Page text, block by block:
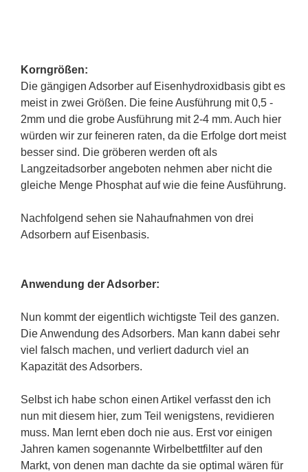
Korngrößen:
Die gängigen Adsorber auf Eisenhydroxidbasis gibt es
meist in zwei Größen. Die feine Ausführung mit 0,5 -
2mm und die grobe Ausführung mit 2-4 mm. Auch hier
würden wir zur feineren raten, da die Erfolge dort meist
besser sind. Die gröberen werden oft als
Langzeitadsorber angeboten nehmen aber nicht die
gleiche Menge Phosphat auf wie die feine Ausführung.
Nachfolgend sehen sie Nahaufnahmen von drei
Adsorbern auf Eisenbasis.
Anwendung der Adsorber:
Nun kommt der eigentlich wichtigste Teil des ganzen.
Die Anwendung des Adsorbers. Man kann dabei sehr
viel falsch machen, und verliert dadurch viel an
Kapazität des Adsorbers.
Selbst ich habe schon einen Artikel verfasst den ich
nun mit diesem hier, zum Teil wenigstens, revidieren
muss. Man lernt eben doch nie aus. Erst vor einigen
Jahren kamen sogenannte Wirbelbettfilter auf den
Markt, von denen man dachte da sie optimal wären für